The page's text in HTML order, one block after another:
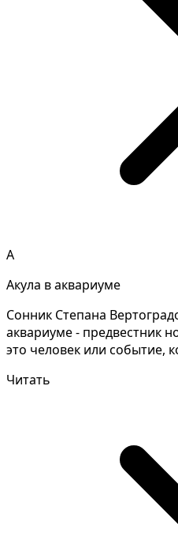
А
Акула в аквариуме
Сонник Степана
аквариуме - предвестник
это человек или событие,
Читать